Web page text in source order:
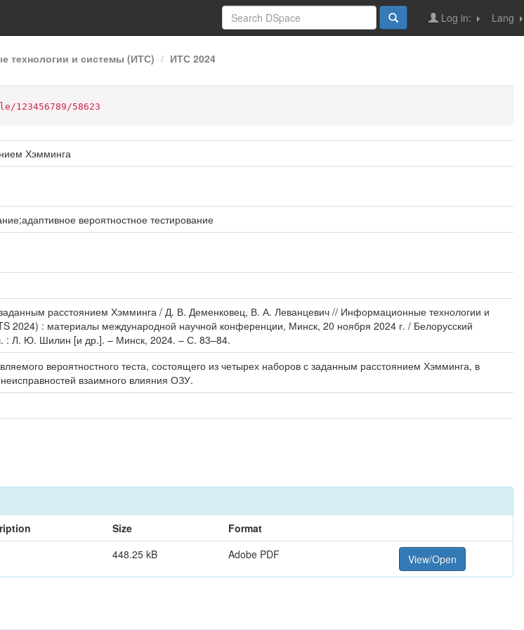
Lang
Log in:
технологии и системы (ИТС) ИТС 2024
58623
Хэмминга
вероятностное тестирование
расстоянием Хэмминга / Д. В. Деменковец, В. А. Леванцевич // Информационные технологии и
2024) : материалы международной научной конференции, Минск, 20 ноября 2024 г. / Белорусский
: Л. Ю. Шилин [и др.]. – Минск, 2024. – С. 83–84.
вероятностного теста, состоящего из четырех наборов с заданным расстоянием Хэмминга, в
взаимного влияния ОЗУ.
Size
Format
448.25 kB Adobe PDF View/Open